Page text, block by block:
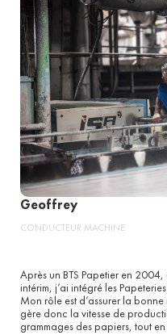
Geoffrey
CONDUCTEUR MACHINE
Après un BTS Papetier en
intérim, j’ai intégré les
Mon rôle est d’assurer la
gère donc la vitesse de
grammages des papiers, tout